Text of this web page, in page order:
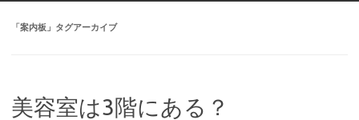
「案内板 」タグアーカイブ
美容室は3階にある？